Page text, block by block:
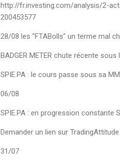
http://fr.investing.com/analysis/2-
200453577
28/08 les "FTABolls" un terme mal
BADGER METER chute récente
SPIE.PA : le cours passe sous sa
06/08
SPIE.PA : en progression constante
Demander un lien sur TradingAttitude
31/07